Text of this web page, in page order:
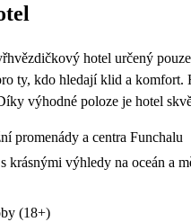
hotel určený
ty, kdo hledají klid a komfort.
výhodné poloze je hotel
promenády a centra Funchalu
krásnými výhledy na oceán a
(18+)